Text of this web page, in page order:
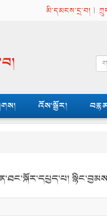
མི་དམངས་དྲ་བ། |
འོས་སྦྱོར།